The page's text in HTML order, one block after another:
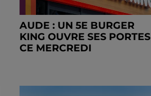
AUDE : UN 5E BURGER
KING OUVRE SES PORTES
CE MERCREDI